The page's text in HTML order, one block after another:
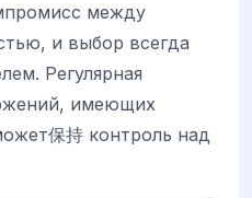
между
и выбор всегда
Регулярная
имеющих
保持 контроль над